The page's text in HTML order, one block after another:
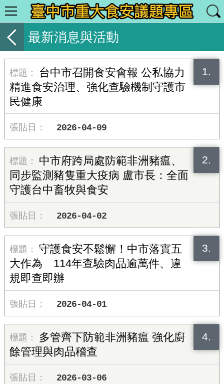
最新消息與活動
1.
台中市召開食安會報 公私協力
精進食安治理、強化查驗機制守護市
民健康
2026-04-09
2.
中市府跨局處防範非洲豬瘟、
同步監測豬隻重大疫病 盧市長：全面
守護台中畜牧與食安
2026-04-02
3.
守護食安不鬆懈！中市落實五
大作為 114年查驗肉品逾萬件、違
規即查即辦
2026-04-01
4.
多管齊下防範非洲豬瘟 強化廚
餘管理與肉品稽查
2026-03-06